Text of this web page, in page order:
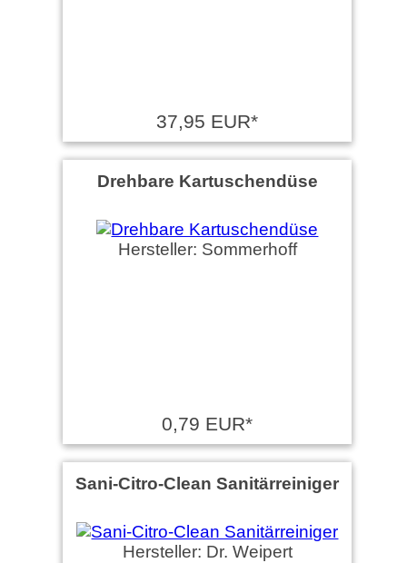
37,95 EUR*
Drehbare Kartuschendüse
Hersteller: Sommerhoff
0,79 EUR*
Sani-Citro-Clean Sanitärreiniger
Hersteller: Dr. Weipert